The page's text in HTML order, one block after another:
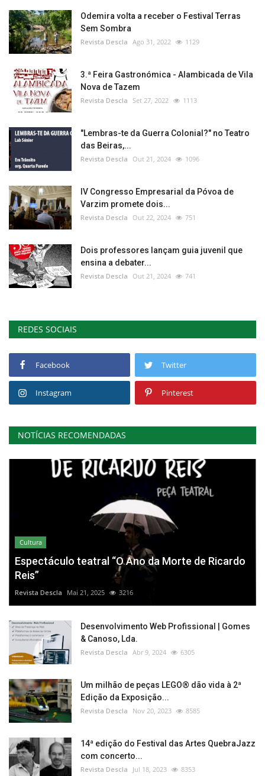
Odemira volta a receber o Festival Terras
Sem Sombra
Revista Descla Ago 31, 2022 1129
3.ª Feira Gastronómica - Alambicada de Vila
Nova de Tazem
Revista Descla Set 27, 2022 1113
"Lembras-te da Guerra Colonial?" no Teatro
das Beiras,...
Revista Descla Out 21, 2024 1096
IV Congresso Empresarial da Póvoa de
Varzim promete dois...
Revista Descla Out 22, 2024 751
Dois professores lançam guia juvenil que
ensina a debater...
Revista Descla Out 21, 2024 741
REDES SOCIAIS
Facebook Twitter
Instagram Pinterest
NOTÍCIAS RECOMENDADAS
Cultura
Espectáculo teatral “O Ano da Morte de Ricardo
Reis”
Revista Descla Mai 21, 2025 3216
Desenvolvimento Web Profissional | Gomes
& Canoso, Lda.
Revista Descla Abr 9, 2024 6305
Um milhão de peças LEGO® dão vida à 2ª
Edição da Exposição...
Revista Descla Nov 20, 2023 8585
14ª edição do Festival das Artes QuebraJazz
com concerto...
Revista Descla Jul 18, 2023 8353